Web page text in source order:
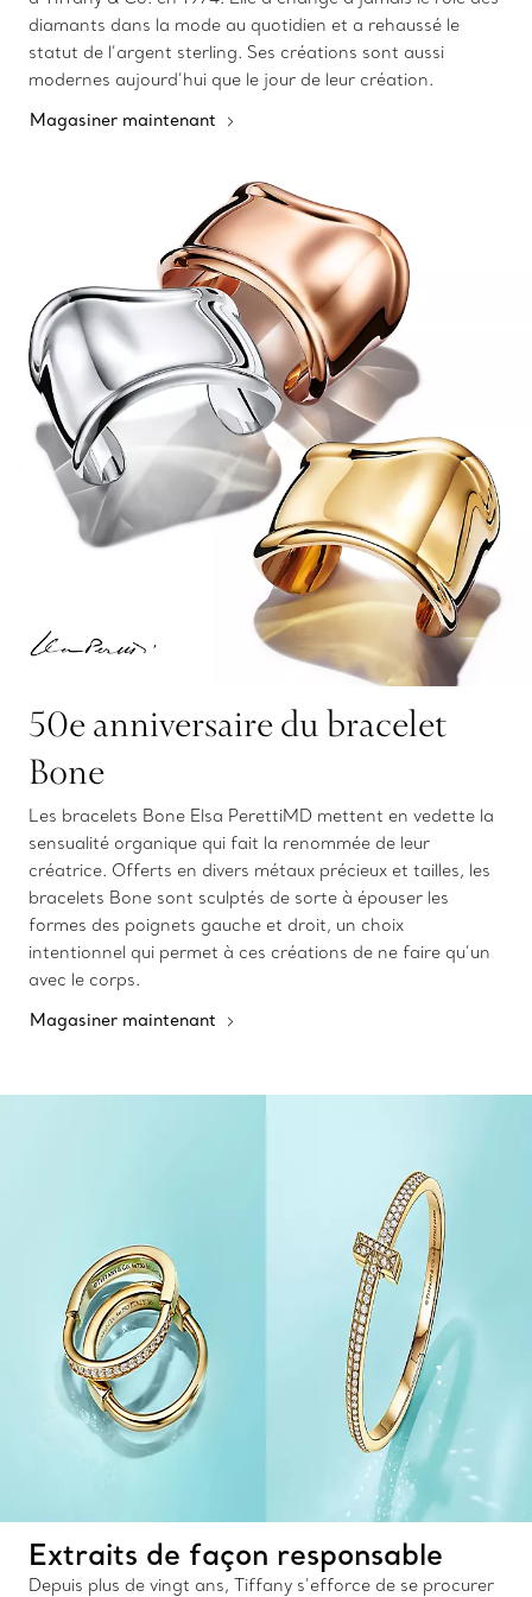
diamants dans la mode au quotidien et a rehaussé le
statut de l’argent sterling. Ses créations sont aussi
modernes aujourd’hui que le jour de leur création.
Magasiner maintenant
50e anniversaire du bracelet
Bone
Les bracelets Bone Elsa PerettiMD mettent en vedette la
sensualité organique qui fait la renommée de leur
créatrice. Offerts en divers métaux précieux et tailles, les
bracelets Bone sont sculptés de sorte à épouser les
formes des poignets gauche et droit, un choix
intentionnel qui permet à ces créations de ne faire qu’un
avec le corps.
Magasiner maintenant
Extraits de façon responsable
Depuis plus de vingt ans, Tiffany s’efforce de se procurer